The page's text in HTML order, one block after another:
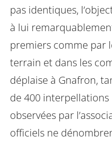
pas identiques,
à lui
premiers comme par
terrain et dans les
déplaise à Gnafron,
de 400
observées par
officiels ne